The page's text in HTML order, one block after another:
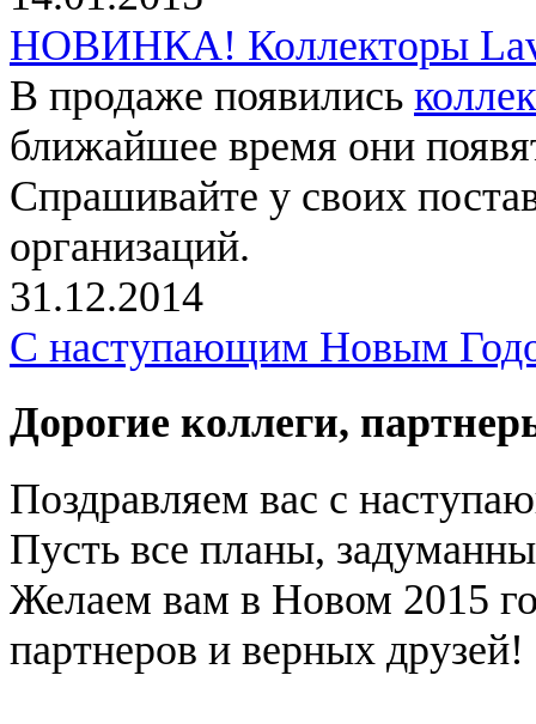
НОВИНКА! Коллекторы
В продаже появились
ближайшее время они
Спрашивайте у своих
организаций.
31.12.2014
С наступающим Новым
Дорогие коллеги,
Поздравляем вас с
Пусть все планы,
Желаем вам в Новом 2015
партнеров и верных друзей!